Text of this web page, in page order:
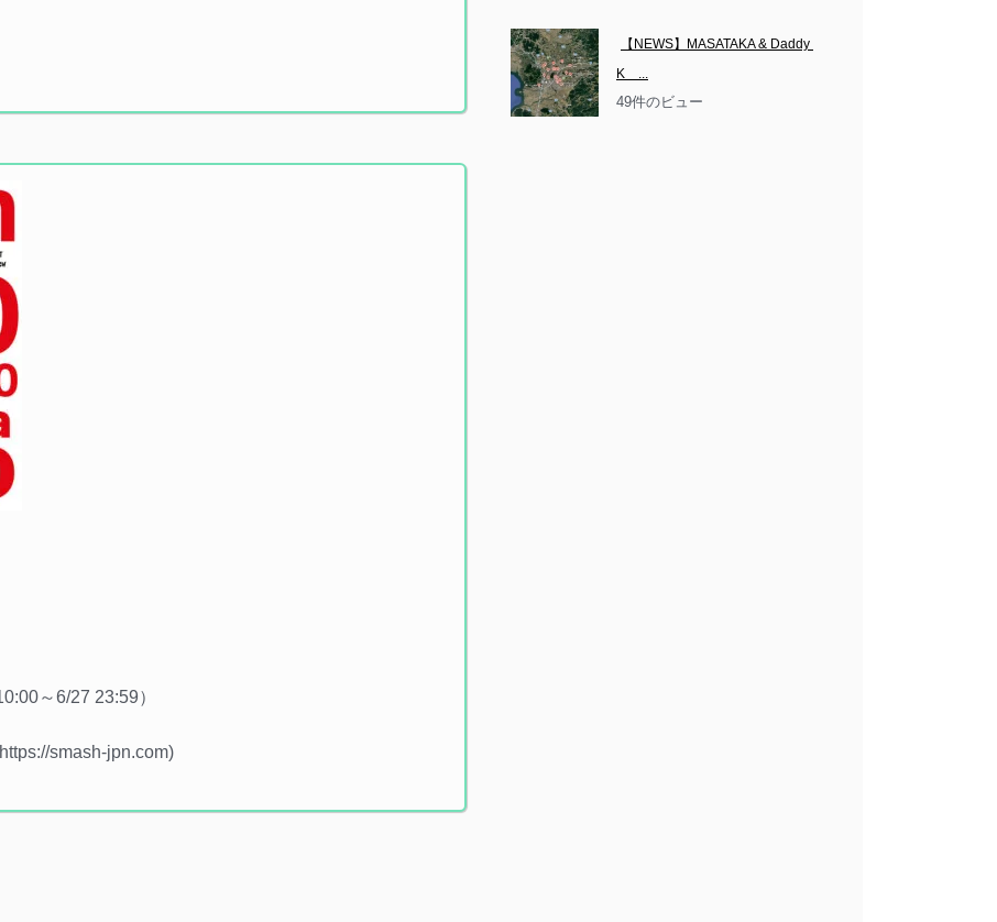
～6/27 23:59）
smash-jpn.com)
【NEWS】MASATAKA & Daddy
K　...
49件のビュー